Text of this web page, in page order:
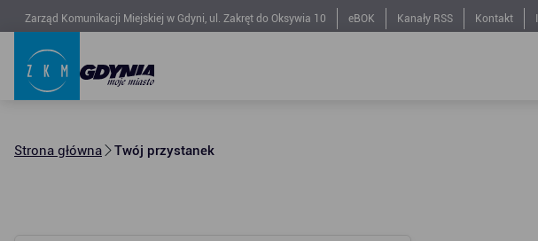
Zarząd Komunikacji Miejskiej w Gdyni, ul. Zakręt do Oksywia 10 eBOK Kanały RSS Kontakt
Strona główna Twój przystanek